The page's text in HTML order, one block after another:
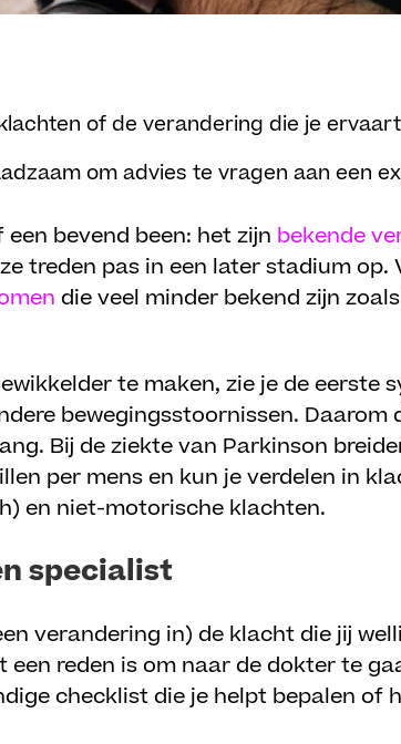
of de verandering die je
om advies te vragen aan een
bevend been: het zijn bekende
treden pas in een later stadium
die veel minder bekend zijn
te maken, zie je de eerste
bewegingsstoornissen.
Bij de ziekte van Parkinson
per mens en kun je verdelen in
en niet-motorische klachten.
specialist
verandering in) de klacht die jij
een reden is om naar de dokter te
checklist die je helpt bepalen of